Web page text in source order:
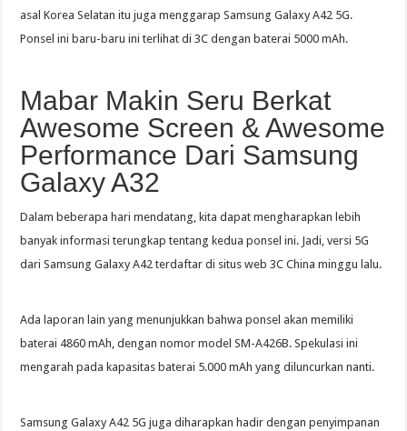
asal Korea Selatan itu juga menggarap Samsung Galaxy A42 5G.
Ponsel ini baru-baru ini terlihat di 3C dengan baterai 5000 mAh.
Mabar Makin Seru Berkat
Awesome Screen & Awesome
Performance Dari Samsung
Galaxy A32
Dalam beberapa hari mendatang, kita dapat mengharapkan lebih
banyak informasi terungkap tentang kedua ponsel ini. Jadi, versi 5G
dari Samsung Galaxy A42 terdaftar di situs web 3C China minggu lalu.
Ada laporan lain yang menunjukkan bahwa ponsel akan memiliki
baterai 4860 mAh, dengan nomor model SM-A426B. Spekulasi ini
mengarah pada kapasitas baterai 5.000 mAh yang diluncurkan nanti.
Samsung Galaxy A42 5G juga diharapkan hadir dengan penyimpanan